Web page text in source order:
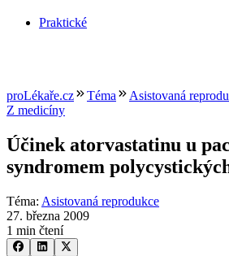
Praktické
proLékaře.cz Téma
Asistovaná
Z medicíny
Účinek atorvastatinu u
syndromem
Téma: Asistovaná reprodukce
27. března 2009
1 min čtení